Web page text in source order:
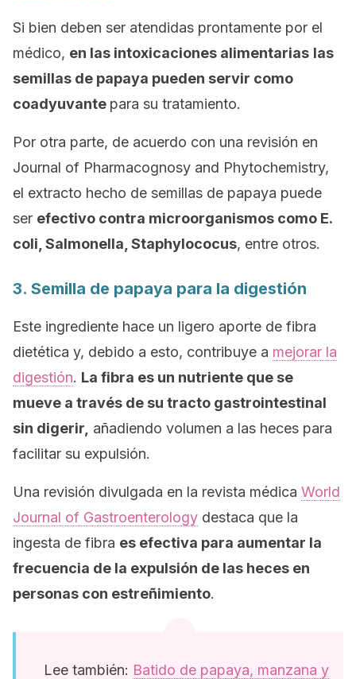
Si bien deben ser atendidas prontamente por el
médico, en las intoxicaciones alimentarias las
semillas de papaya pueden servir como
coadyuvante para su tratamiento.
Por otra parte, de acuerdo con una revisión en
Journal of Pharmacognosy and Phytochemistry,
el extracto hecho de semillas de papaya puede
ser efectivo contra microorganismos como E.
coli, Salmonella, Staphylococus, entre otros.
3. Semilla de papaya para la digestión
Este ingrediente hace un ligero aporte de fibra
dietética y, debido a esto, contribuye a mejorar la
digestión. La fibra es un nutriente que se
mueve a través de su tracto gastrointestinal
sin digerir, añadiendo volumen a las heces para
facilitar su expulsión.
Una revisión divulgada en la revista médica World
Journal of Gastroenterology destaca que la
ingesta de fibra es efectiva para aumentar la
frecuencia de la expulsión de las heces en
personas con estreñimiento.
Lee también: Batido de papaya, manzana y